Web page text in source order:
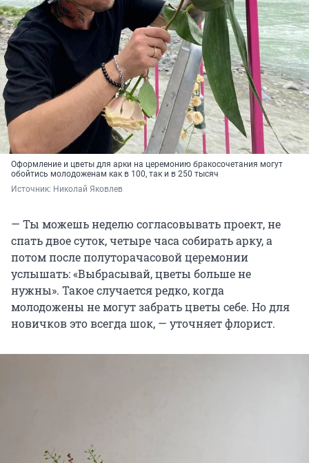
Оформление и цветы для арки на церемонию бракосочетания могут
обойтись молодоженам как в 100, так и в 250 тысяч
Источник: Николай Яковлев
— Ты можешь неделю согласовывать проект, не
спать двое суток, четыре часа собирать арку, а
потом после полуторачасовой церемонии
услышать: «Выбрасывай, цветы больше не
нужны». Такое случается редко, когда
молодожены не могут забрать цветы себе. Но для
новичков это всегда шок, — уточняет флорист.